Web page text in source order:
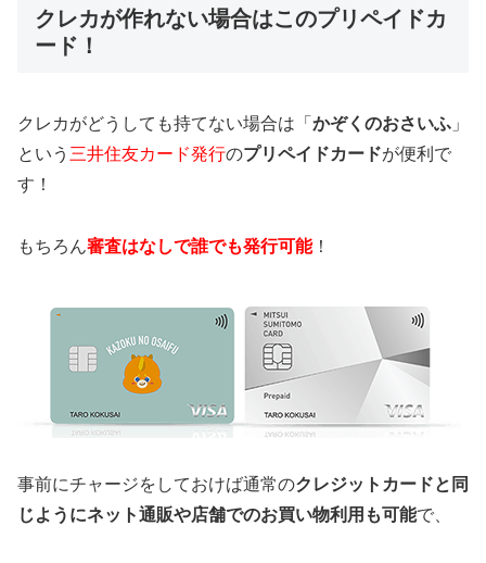
クレカが作れない場合はこのプリペイドカ
ード！
クレカがどうしても持てない場合は「 かぞくのおさいふ 」
という 三井住友カード発行のプリペイドカードが便利で
す！
もちろん審査はなしで誰でも発行可能！
事前にチャージをしておけば通常のクレジットカードと同
じようにネット通販や店舗でのお買い物利用も可能で、